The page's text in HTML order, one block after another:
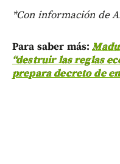
*Con información de
Para saber más:
“destruir las reglas
prepara decreto de